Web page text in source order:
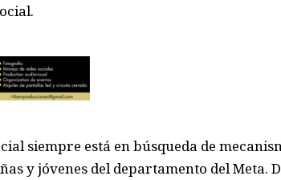
siempre está en búsqueda de
y jóvenes del departamento del Meta. D